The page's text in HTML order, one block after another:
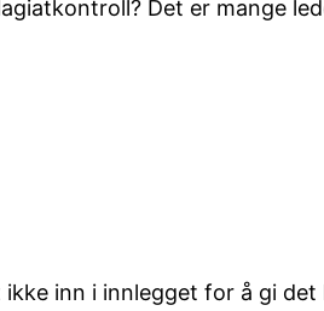
Det er mange
inn i innlegget for å gi